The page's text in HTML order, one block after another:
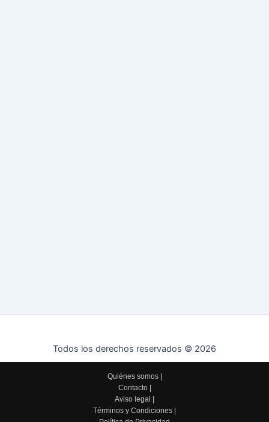
Todos los derechos reservados © 2026
Quiénes somos|
Contacto|
Aviso legal
Términos y Condiciones